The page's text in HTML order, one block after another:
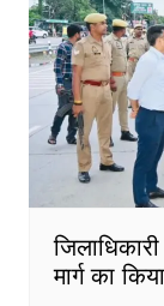
मार्ग का